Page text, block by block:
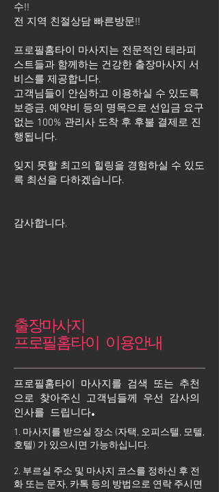
수!!
전 지역 친절상담 빠른방문!!
프로필홈타이 마사지는 전문적인 테라피
스트들과 함께하는 건강한 출장마사지 서
비스를 제공합니다.
고객님들이 안심하고 이용하실 수 있도록
보증금, 예약비 등의 명목으로 선입금 요구
없는 100% 관리사 도착 후 후불 결제로 진
행됩니다.
잊지 못할 최고의 힐링을 경험하실 수 있도
록 최선을 다하겠습니다.
​감사합니다.
출장마사지
프로필홈타이 이용안내
프로필홈타이 마사지를 검색 또는 추천
으로 찾아주신 고객님들께 우선 감사의
인사를 드립니다.
1. 마사지를 받으실 장소 (자택, 오피스텔, 모텔,
호텔) 가 있으시면 가능하십니다.
2. 부르실 주소 및 마사지 코스를 정하신 후 전
화 또는 문자, 카톡 등의 방법으로 연락 주시면